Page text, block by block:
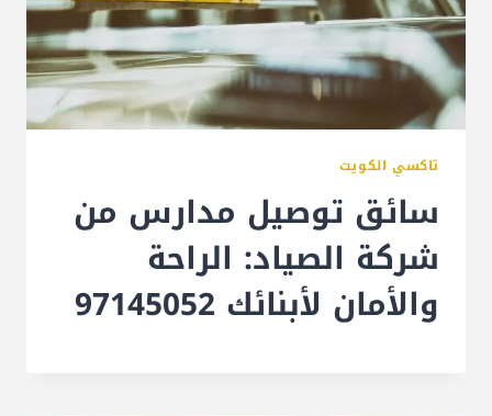
تاكسي الكويت
سائق توصيل مدارس من
شركة الصياد: الراحة
والأمان لأبنائك 97145052